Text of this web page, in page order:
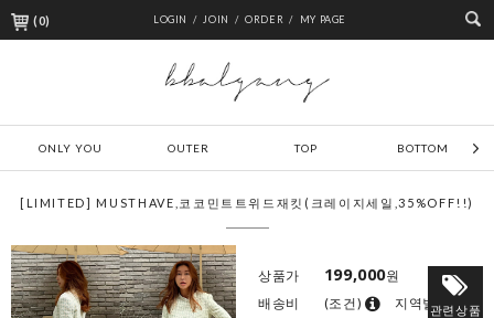
(0) LOGIN / JOIN / ORDER / MY PAGE
ONLY YOU OUTER TOP BOTTOM
[LIMITED] MUSTHAVE,코코민트트위드재킷(크레이지세일,35%OFF!!)
상품가 199,000원
배송비
(조건) 지역별관련상품